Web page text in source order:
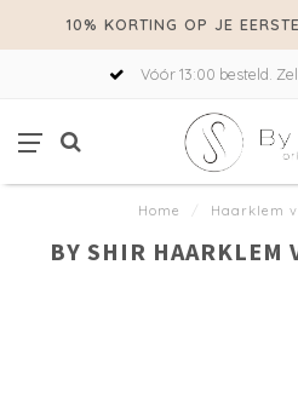
10% KORTING OP JE
Vóór 13:00 besteld.
Home / Haarklem
BY SHIR HAARKLEM